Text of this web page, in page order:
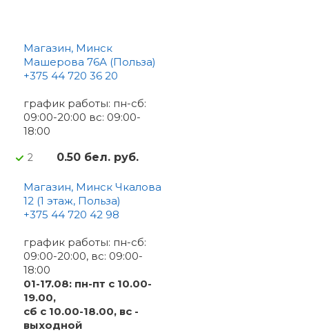
Магазин, Минск
Машерова 76А (Польза)
+375 44 720 36 20
график работы: пн-сб:
09:00-20:00 вс: 09:00-
18:00
2 0.50 бел. руб.
Магазин, Минск Чкалова
12 (1 этаж, Польза)
+375 44 720 42 98
график работы: пн-сб:
09:00-20:00, вс: 09:00-
18:00
01-17.08: пн-пт с 10.00-
19.00,
сб с 10.00-18.00, вс -
выходной